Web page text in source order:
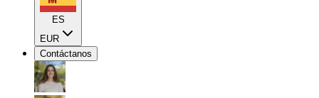
ES
EUR
Contáctanos